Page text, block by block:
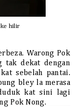
hilir
Warong Pok
tak dekat dengan
sebelah pantai.
bley la merasa
duk kat sini lagi
Pok Nong.